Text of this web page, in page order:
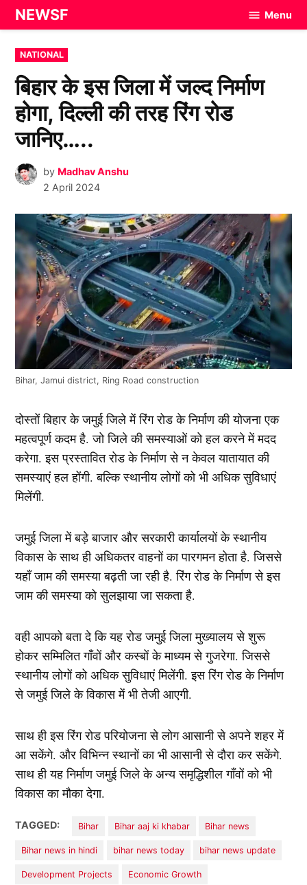
Skip
to
content
NEWSF Menu
POSTED
IN
NATIONAL
बिहार के इस जिला में जल्द निर्माण
होगा, दिल्ली की तरह रिंग रोड
जानिए…..
by Madhav Anshu
2 April 2024
Bihar, Jamui district, Ring Road construction
दोस्तों बिहार के जमुई जिले में रिंग रोड के निर्माण की योजना एक
महत्वपूर्ण कदम है. जो जिले की समस्याओं को हल करने में मदद
करेगा. इस प्रस्तावित रोड के निर्माण से न केवल यातायात की
समस्याएं हल होंगी. बल्कि स्थानीय लोगों को भी अधिक सुविधाएं
मिलेंगी.
जमुई जिला में बड़े बाजार और सरकारी कार्यालयों के स्थानीय
विकास के साथ ही अधिकतर वाहनों का पारगमन होता है. जिससे
यहाँ जाम की समस्या बढ़ती जा रही है. रिंग रोड के निर्माण से इस
जाम की समस्या को सुलझाया जा सकता है.
वही आपको बता दे कि यह रोड जमुई जिला मुख्यालय से शुरू
होकर सम्मिलित गाँवों और कस्बों के माध्यम से गुजरेगा. जिससे
स्थानीय लोगों को अधिक सुविधाएं मिलेंगी. इस रिंग रोड के निर्माण
से जमुई जिले के विकास में भी तेजी आएगी.
साथ ही इस रिंग रोड परियोजना से लोग आसानी से अपने शहर में
आ सकेंगे. और विभिन्न स्थानों का भी आसानी से दौरा कर सकेंगे.
साथ ही यह निर्माण जमुई जिले के अन्य समृद्धिशील गाँवों को भी
विकास का मौका देगा.
TAGGED: Bihar Bihar aaj ki khabar Bihar news
Bihar news in hindi bihar news today bihar news update
Development Projects Economic Growth